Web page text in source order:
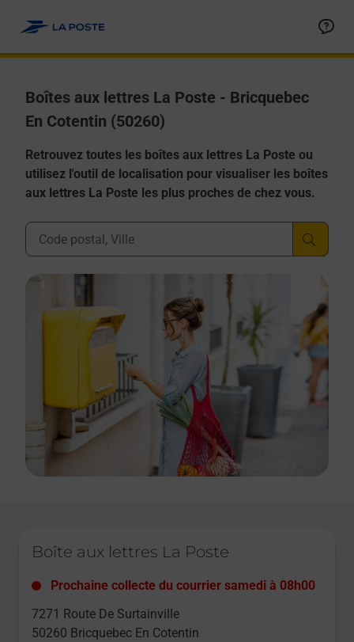
Boîtes aux lettres La Poste - Bricquebec
En Cotentin (50260)
Retrouvez toutes les boîtes aux lettres La Poste ou
utilisez l'outil de localisation pour visualiser les boîtes
aux lettres La Poste les plus proches de chez vous.
Ville, Département, Code Postal
Boîte aux lettres La Poste
Prochaine collecte du courrier samedi à 08h00
7271 Route De Surtainville
50260 Bricquebec En Cotentin